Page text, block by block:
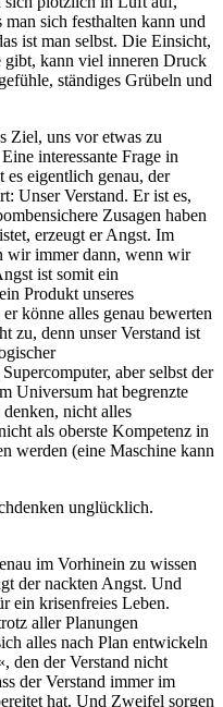
sich festhalten kann und
ist man selbst. Die Einsicht,
gibt, kann viel inneren Druck
ständiges Grübeln und
Ziel, uns vor etwas zu
interessante Frage in
es eigentlich genau, der
Unser Verstand. Er ist es,
Zusagen haben
erzeugt er Angst. Im
wir immer dann, wenn wir
ist somit ein
Produkt unseres
könne alles genau bewerten
zu, denn unser Verstand ist
aber selbst der
Universum hat begrenzte
nicht alles
als oberste Kompetenz in
werden (eine Maschine kann
unglücklich.
im Vorhinein zu wissen
der nackten Angst. Und
ein krisenfreies Leben.
aller Planungen
alles nach Plan entwickeln
den der Verstand nicht
der Verstand immer im
hat. Und Zweifel sorgen